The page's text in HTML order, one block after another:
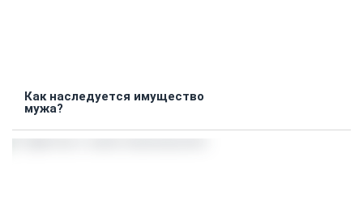
Как наследуется имущество
мужа?